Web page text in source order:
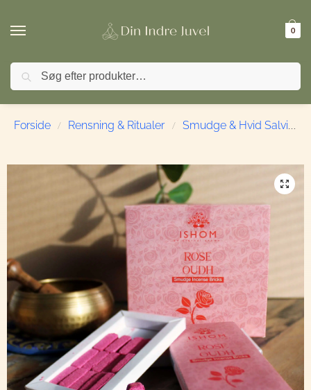
0
🚚 FRI FRAGT ved køb over 499,- | ⭐ TrustPilot 4,9 / 5
Forside / Rensning & Ritualer / Smudge & Hvid Salvie